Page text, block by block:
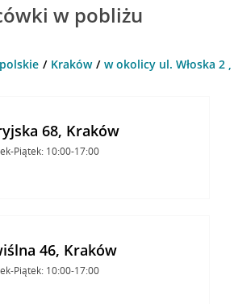
w pobliżu
Kraków w okolicy ul. Włoska 2
68, Kraków
Piątek: 10:00-17:00
46, Kraków
Piątek: 10:00-17:00